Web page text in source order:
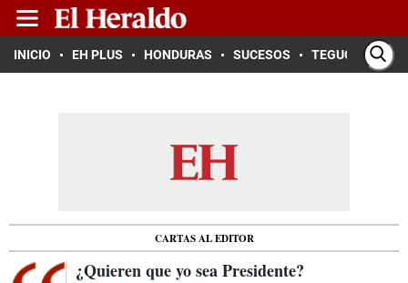
INICIO EH PLUS HONDURAS SUCESOS TEGUCIGALPA
CARTAS AL EDITOR
¿Quieren que yo sea Presidente?